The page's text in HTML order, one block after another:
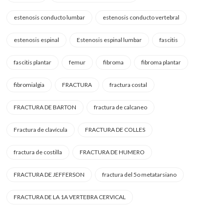
estenosis conducto lumbar estenosis conducto vertebral
estenosis espinal Estenosis espinal lumbar fascitis
fascitis plantar femur fibroma fibroma plantar
fibromialgia FRACTURA fractura costal
FRACTURA DE BARTON fractura de calcaneo
Fractura de clavícula FRACTURA DE COLLES
fractura de costilla FRACTURA DE HUMERO
FRACTURA DE JEFFERSON fractura del 5o metatarsiano
FRACTURA DE LA 1A VERTEBRA CERVICAL